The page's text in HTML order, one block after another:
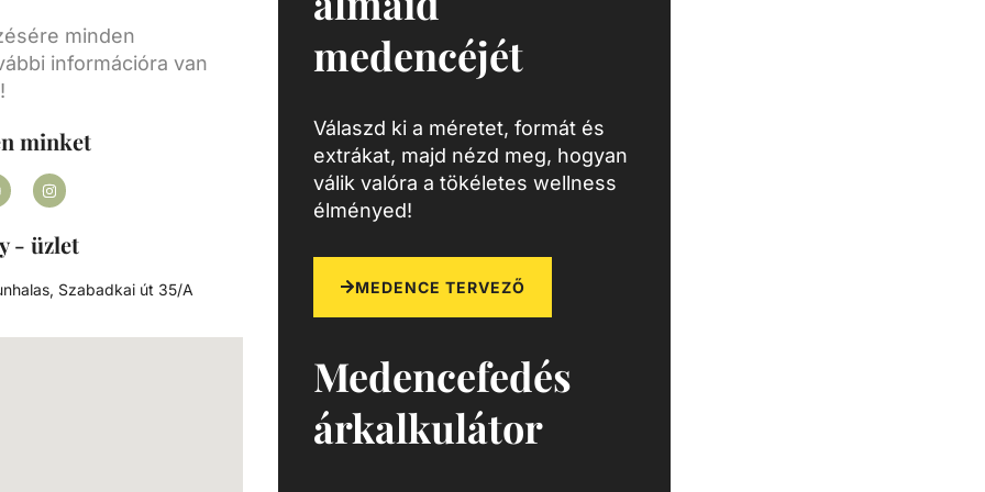
minden
információra van
minket
- üzlet
Szabadkai út 35/A
medencéjét
Válaszd ki a méretet, formát és
extrákat, majd nézd meg, hogyan
válik valóra a tökéletes wellness
élményed!
MEDENCE TERVEZŐ
Medencefedés
árkalkulátor